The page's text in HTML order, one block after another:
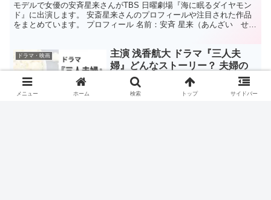
モデルで女優の安斉星来さんがTBS 日曜劇場『海に眠るダイヤモン
ド』に出演します。 安斎星来さんのプロフィールや注目された作品
をまとめています。 プロフィール 名前：安斉 星来（あんざい せい
ドラマ・映画
主演 浅香航大 ドラマ『三人夫
婦』どんなストーリー？ 夫婦の
形から幸せを考える
メニュー ホーム 検索 トップ サイドバー